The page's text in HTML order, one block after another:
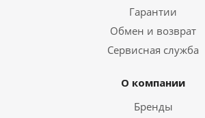
Гарантии
Обмен и возврат
Сервисная служба
О компании
Бренды